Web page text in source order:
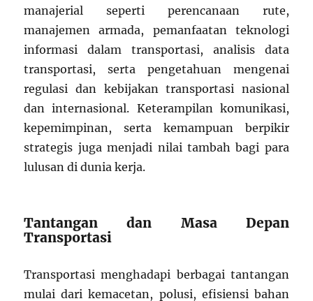
manajerial seperti perencanaan rute,
manajemen armada, pemanfaatan teknologi
informasi dalam transportasi, analisis data
transportasi, serta pengetahuan mengenai
regulasi dan kebijakan transportasi nasional
dan internasional. Keterampilan komunikasi,
kepemimpinan, serta kemampuan berpikir
strategis juga menjadi nilai tambah bagi para
lulusan di dunia kerja.
Tantangan dan Masa Depan
Transportasi
Transportasi menghadapi berbagai tantangan
mulai dari kemacetan, polusi, efisiensi bahan